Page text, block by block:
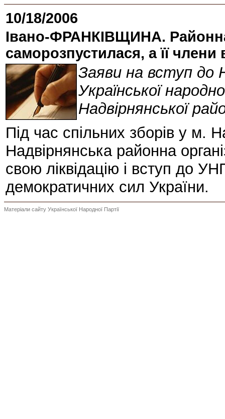
10/18/2006
Івано-ФРАНКІВЩИНА.
саморозпустилася, а її
Заяви на вступ до
Української
Надвірнянської
Під час спільних зборів у м.
Надвірнянська районна
свою ліквідацію і вступ до
демократичних сил України.
Матеріали сайту Української Народної Партії